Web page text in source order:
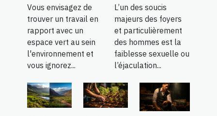
Vous envisagez de
trouver un travail en
rapport avec un
espace vert au sein
l'environnement et
vous ignorez...
L’un des soucis
majeurs des foyers
et particulièrement
des hommes est la
faiblesse sexuelle ou
l’éjaculation...